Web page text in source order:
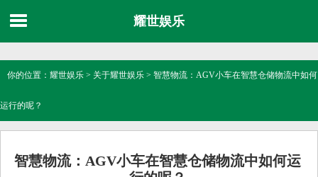
耀世娱乐
你的位置： 耀世娱乐 > 关于耀世娱乐 > 智慧物流：AGV小车在智慧仓储物流中如何
运行的呢？
智慧物流：AGV小车在智慧仓储物流中如何运